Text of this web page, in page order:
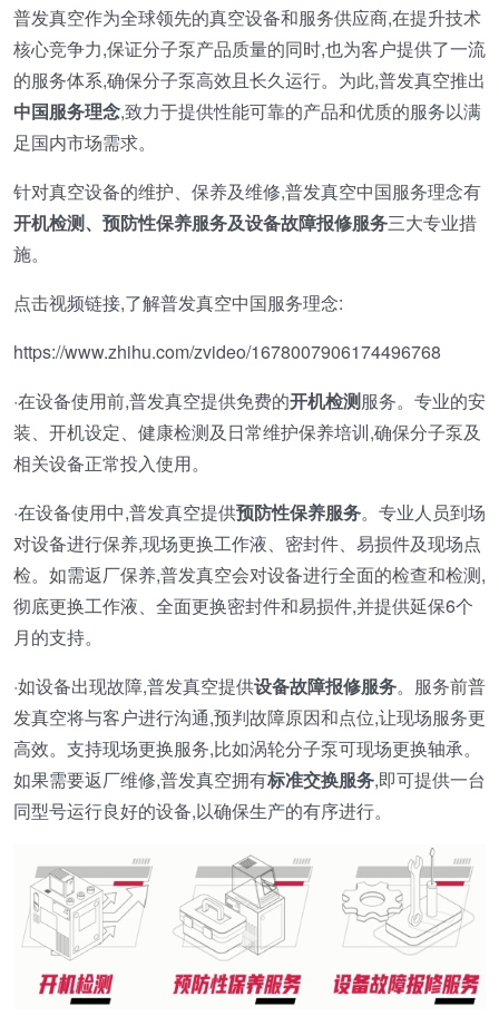
普发真空作为全球领先的真空设备和服务供应商,在提升技术
核心竞争力,保证分子泵产品质量的同时,也为客户提供了一流
的服务体系,确保分子泵高效且长久运行。为此,普发真空推出
中国服务理念,致力于提供性能可靠的产品和优质的服务以满
足国内市场需求。
针对真空设备的维护、保养及维修,普发真空中国服务理念有
开机检测、预防性保养服务及设备故障报修服务三大专业措
施。
点击视频链接,了解普发真空中国服务理念:
https://www.zhihu.com/zvideo/1678007906174496768
·在设备使用前,普发真空提供免费的开机检测服务。专业的安
装、开机设定、健康检测及日常维护保养培训,确保分子泵及
相关设备正常投入使用。
·在设备使用中,普发真空提供预防性保养服务。专业人员到场
对设备进行保养,现场更换工作液、密封件、易损件及现场点
检。如需返厂保养,普发真空会对设备进行全面的检查和检测,
彻底更换工作液、全面更换密封件和易损件,并提供延保6个
月的支持。
·如设备出现故障,普发真空提供设备故障报修服务。服务前普
发真空将与客户进行沟通,预判故障原因和点位,让现场服务更
高效。支持现场更换服务,比如涡轮分子泵可现场更换轴承。
如果需要返厂维修,普发真空拥有标准交换服务,即可提供一台
同型号运行良好的设备,以确保生产的有序进行。